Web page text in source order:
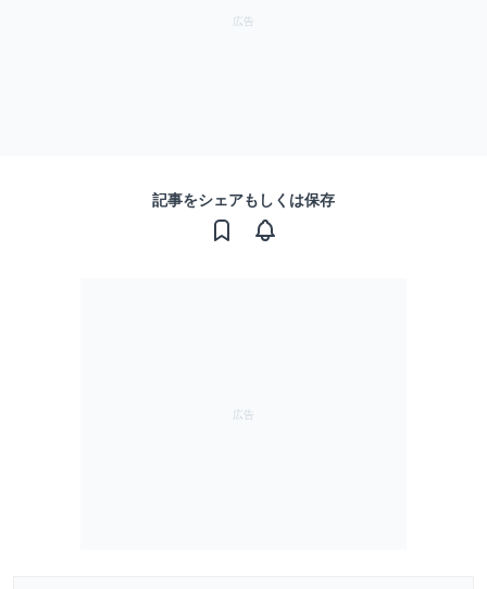
記事をシェアもしくは保存